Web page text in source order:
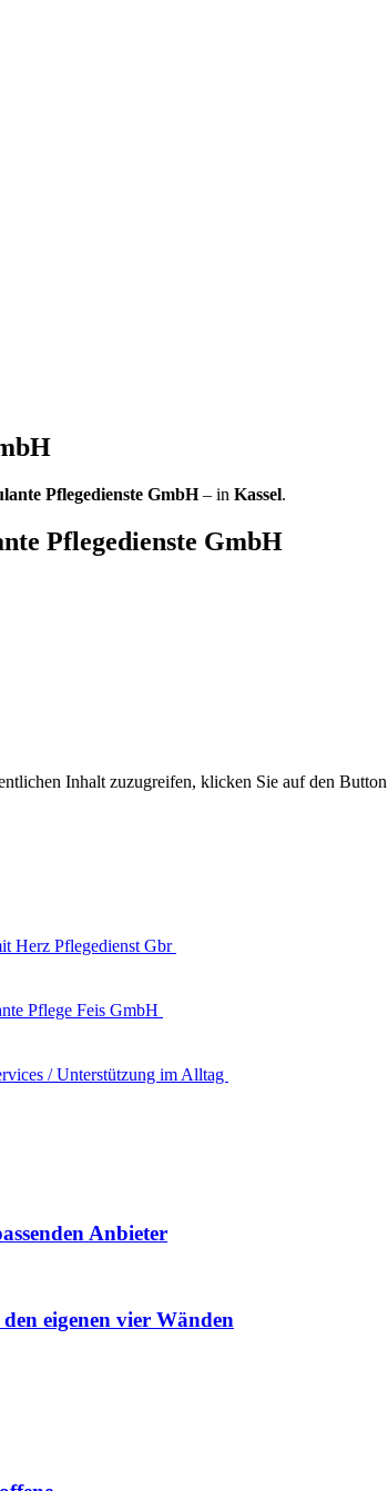
Pflegedienste GmbH– in Kassel.
Pflegedienste GmbH
Inhalt zuzugreifen, klicken Sie auf den
Herz Pflegedienst Gbr
Pflege Feis GmbH
/ Unterstützung im Alltag
Anbieter
eigenen vier Wänden